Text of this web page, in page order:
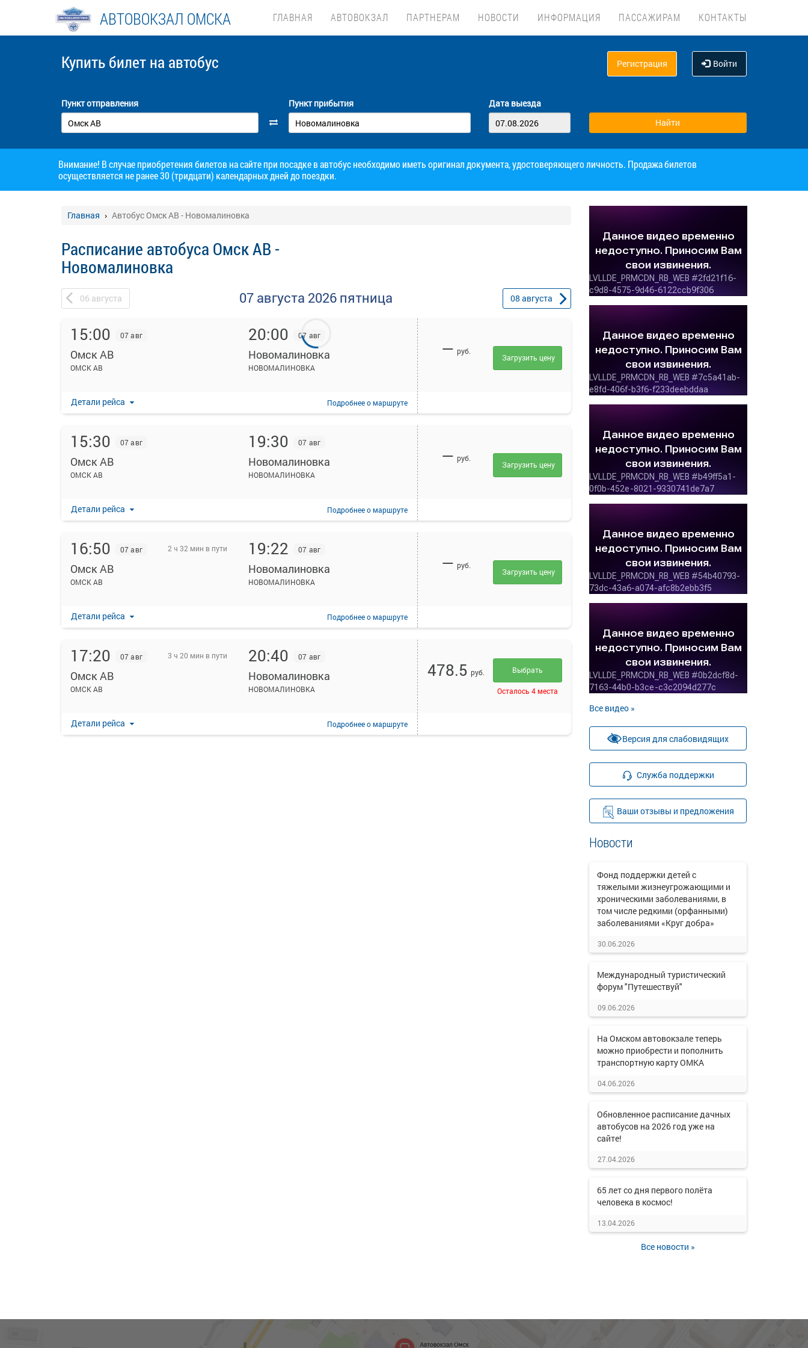
АВТОВОКЗАЛ ОМСКА ГЛАВНАЯ АВТОВОКЗАЛ ПАРТНЕРАМ НОВОСТИ ИНФОРМАЦИЯ ПАССАЖИРАМ КОНТАКТЫ
Купить билет на автобус Регистрация Войти
Пункт отправления Пункт прибытия Дата выезда
Внимание! В случае приобретения билетов на сайте при посадке в автобус необходимо иметь оригинал документа, удостоверяющего личность. Продажа билетов
осуществляется не ранее 30 (тридцати) календарных дней до поездки.
Главная Автобус Омск АВ - Новомалиновка
Расписание автобуса Омск АВ -
Новомалиновка
06 августа 07 августа 2026 пятница 08 августа
15:00 07 авг
Омск АВ
ОМСК АВ
20:00 07 авг
Новомалиновка
НОВОМАЛИНОВКА
Детали рейса Подробнеео маршруте
— руб.
Загрузить цену
15:30 07 авг
Омск АВ
ОМСК АВ
19:30 07 авг
Новомалиновка
НОВОМАЛИНОВКА
Детали рейса Подробнеео маршруте
— руб.
Загрузить цену
16:50 07 авг 2 ч 32 мин в пути
Омск АВ
ОМСК АВ
19:22 07 авг
Новомалиновка
НОВОМАЛИНОВКА
Детали рейса Подробнеео маршруте
— руб.
Загрузить цену
17:20 07 авг 3 ч 20 мин в пути
Омск АВ
ОМСК АВ
20:40 07 авг
Новомалиновка
НОВОМАЛИНОВКА
Детали рейса Подробнеео маршруте
478.5 руб. Выбрать
Осталось 4 места
Все видео »
Версия для слабовидящих
Служба поддержки
Ваши отзывы и предложения
Новости
Фонд поддержки детей с
тяжелыми жизнеугрожающими и
хроническими заболеваниями, в
том числе редкими (орфанными)
заболеваниями «Круг добра»
30.06.2026
Международный туристический
форум "Путешествуй"
09.06.2026
На Омском автовокзале теперь
можно приобрести и пополнить
транспортную карту ОМКА
04.06.2026
Обновленное расписание дачных
автобусов на 2026 год уже на
сайте!
27.04.2026
65 лет со дня первого полёта
человека в космос!
13.04.2026
Все новости »